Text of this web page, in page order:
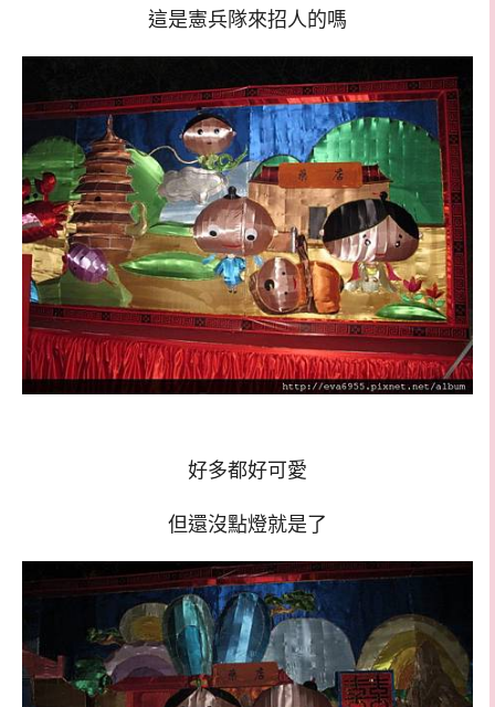
這是憲兵隊來招人的嗎
好多都好可愛
但還沒點燈就是了